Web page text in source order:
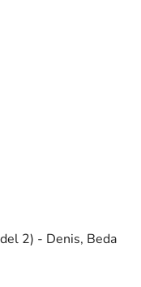
2) - Denis, Beda